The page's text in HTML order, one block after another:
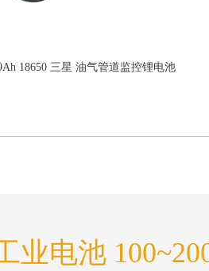
18650 三星 油气管道监控锂电池
业电池